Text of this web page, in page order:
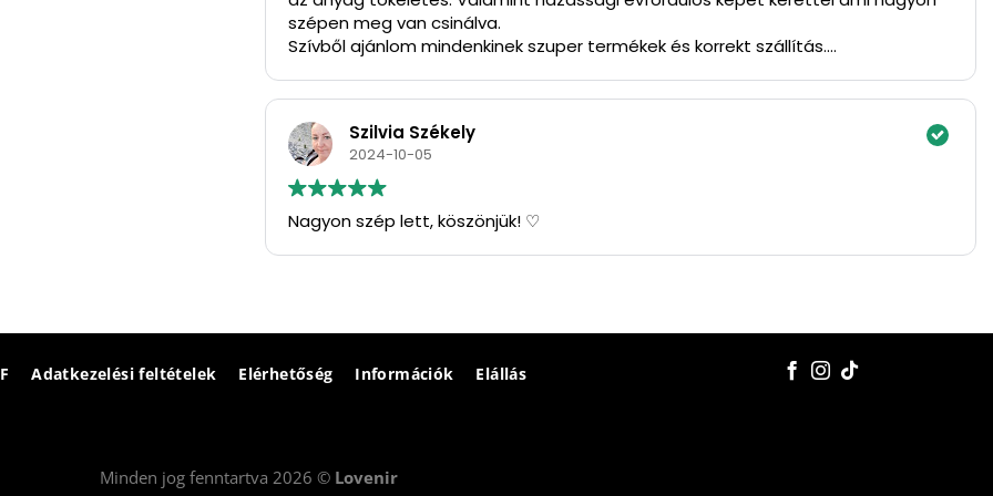
szépen meg van csinálva.
Szívből ajánlom mindenkinek szuper termékek és korrekt szállítás.
Szilvia Székely
2024-10-05
Nagyon szép lett, köszönjük! ♡
Adatkezelési feltételek Elérhetőség Információk Elállás
Minden jog fenntartva 2026 © Lovenir